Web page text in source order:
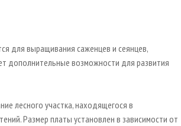
для выращивания саженцев и сеянцев,
дополнительные возможности для развития
лесного участка, находящегося в
Размер платы установлен в зависимости от